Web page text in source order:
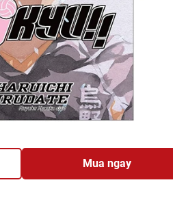
Mua ngay